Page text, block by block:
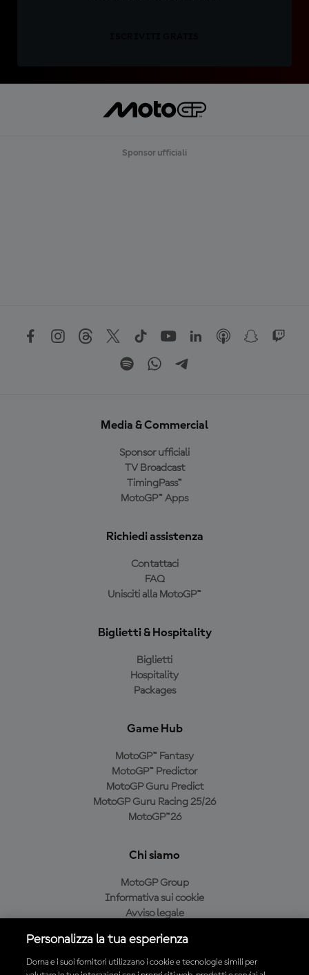
Sponsor ufficiali
Media & Commercial
Sponsor ufficiali
TV Broadcast
TimingPass™
MotoGP™ Apps
Richiedi assistenza
Contattaci
FAQ
Unisciti alla MotoGP™
Biglietti & Hospitality
Biglietti
Hospitality
Packages
Game Hub
MotoGP™ Fantasy
MotoGP™ Predictor
MotoGP Guru Predict
MotoGP Guru Racing 25/26
MotoGP™26
Chi siamo
MotoGP Group
Informativa sui cookie
Avviso legale
Condizioni di acquisto
Personalizza la tua esperienza
Dorna e i suoi fornitori utilizzano i cookie e tecnologie simili per